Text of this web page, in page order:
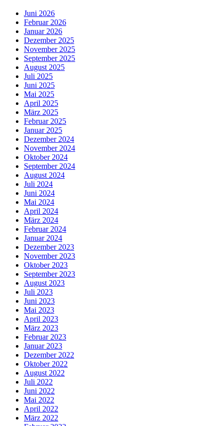
Juni 2026
Februar 2026
Januar 2026
Dezember 2025
November 2025
September 2025
August 2025
Juli 2025
Juni 2025
Mai 2025
April 2025
März 2025
Februar 2025
Januar 2025
Dezember 2024
November 2024
Oktober 2024
September 2024
August 2024
Juli 2024
Juni 2024
Mai 2024
April 2024
März 2024
Februar 2024
Januar 2024
Dezember 2023
November 2023
Oktober 2023
September 2023
August 2023
Juli 2023
Juni 2023
Mai 2023
April 2023
März 2023
Februar 2023
Januar 2023
Dezember 2022
Oktober 2022
August 2022
Juli 2022
Juni 2022
Mai 2022
April 2022
März 2022